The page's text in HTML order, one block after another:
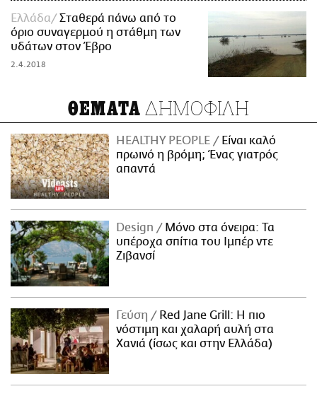
Ελλάδα
Σταθερά πάνω από το
όριο συναγερμού η στάθμη των
υδάτων στον Έβρο
2.4.2018
ΘΕΜΑΤΑ ΔΗΜΟΦΙΛΗ
HEALTHY PEOPLE
Είναι καλό
πρωινό η βρόμη; Ένας γιατρός
απαντά
Design
Μόνο στα όνειρα: Τα
υπέροχα σπίτια του Ιμπέρ ντε
Ζιβανσί
Γεύση
Red Jane Grill: Η πιο
νόστιμη και χαλαρή αυλή στα
Χανιά (ίσως και στην Ελλάδα)